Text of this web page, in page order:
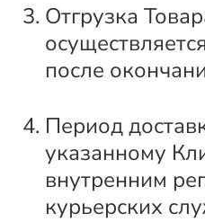
Отгрузка
после
Период
указанному
внутренним
курьерских